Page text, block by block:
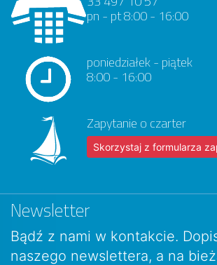
pn - pt 8:00 - 16:00
poniedziałek - piątek
8:00 - 16:00
Zapytanie o czarter
Skorzystaj z formularza
Newsletter
Bądź z nami w kontakcie.
naszego newslettera, a na